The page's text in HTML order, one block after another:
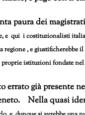
paura dei
e qui i costituzionalisti
regione , e giustificherebbe
istituzioni fondate nel
errato già presente
Nella quasi